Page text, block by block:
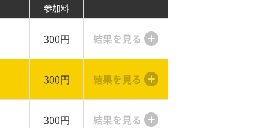
参加料
300円 結果を見る
300円 結果を見る
300円 結果を見る